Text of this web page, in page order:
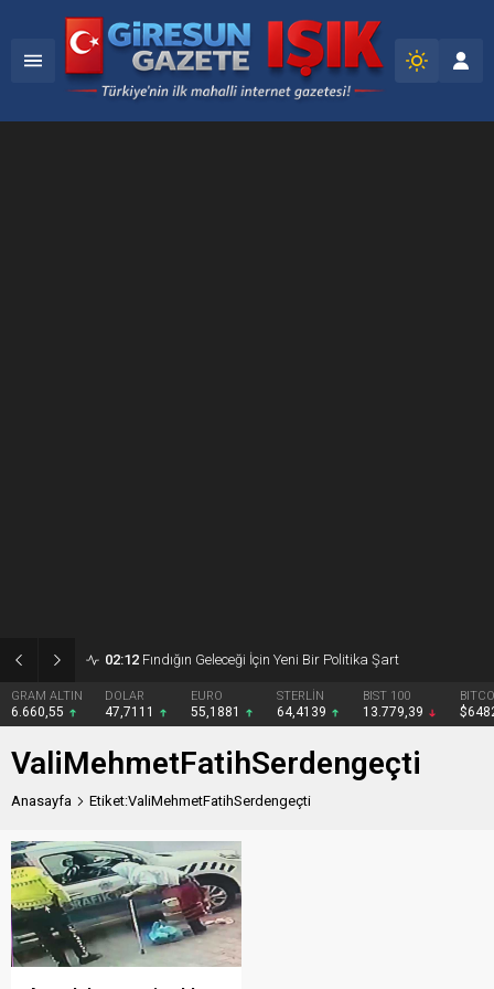
02:12 Fındığın Geleceği İçin Yeni Bir Politika Şart
GRAM ALTIN
6.660,55
DOLAR
47,7111
EURO
55,1881
STERLİN
64,4139
BIST 100
13.779,39
ValiMehmetFatihSerdengeçti
Anasayfa Etiket:ValiMehmetFatihSerdengeçti